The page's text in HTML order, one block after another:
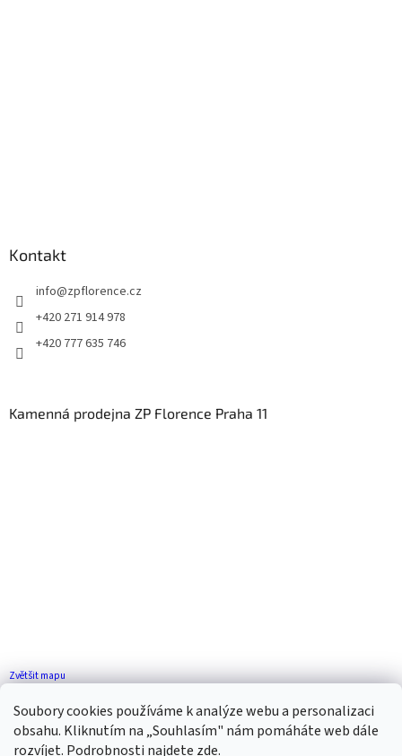
Soubory cookies používáme k analýze webu a personalizaci
obsahu. Kliknutím na „Souhlasím" nám pomáháte web dále
rozvíjet. Podrobnosti najdete zde.
Kontakt
info@zpflorence.cz
+420 271 914 978
+420 777 635 746
Kamenná prodejna ZP Florence Praha 11
Zvětšit mapu